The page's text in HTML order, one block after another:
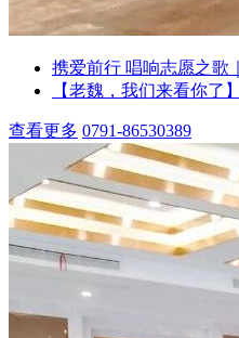
携爱前行 唱响志愿之歌｜
【老魏，我们来看你了】
查看更多 0791-86530389